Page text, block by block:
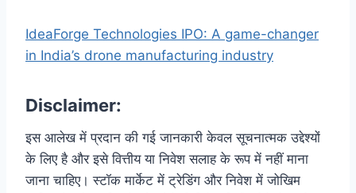
IdeaForge Technologies IPO: A game-changer
in India’s drone manufacturing industry
Disclaimer:
इस आलेख में प्रदान की गई जानकारी केवल सूचनात्मक उद्देश्यों
के लिए है और इसे वित्तीय या निवेश सलाह के रूप में नहीं माना
जाना चाहिए। स्टॉक मार्केट में ट्रेडिंग और निवेश में जोखिम